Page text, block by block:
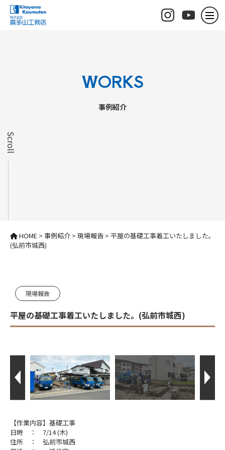
WORKS
事例紹介
Scroll
HOME > 事例紹介 > 現場報告 > 平屋の基礎工事着工いたしました。
(弘前市城西)
現場報告
平屋の基礎工事着工いたしました。(弘前市城西)
【作業内容】基礎工事
日時 ： 7/14 (木)
住所 ： 弘前市城西